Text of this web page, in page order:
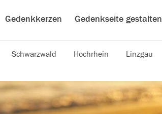
Gedenkkerzen Gedenkseite gestalten
Schwarzwald Hochrhein Linzgau